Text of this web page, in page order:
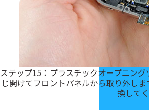
ステップ15：プラスチックオープニン
じ開けてフロントパネルから取り外し
換して